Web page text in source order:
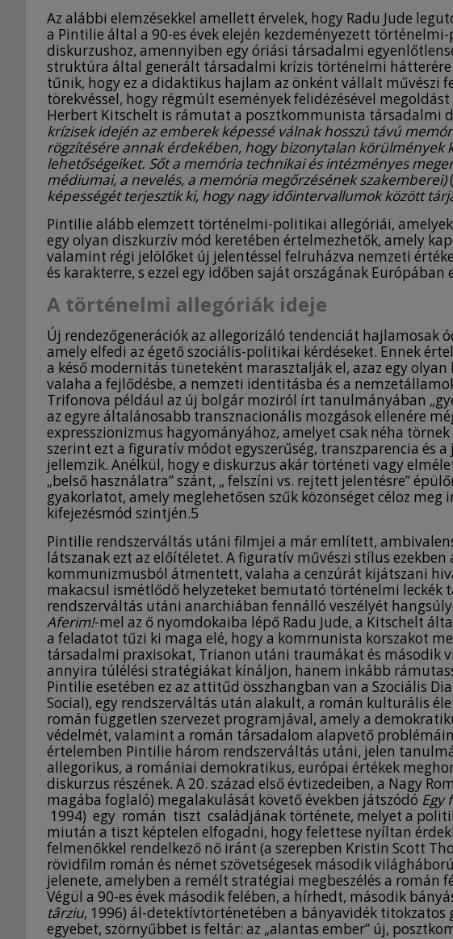
crisis
also
and
of
The
films
Az alábbi elemzésekkel amellett érvelek, hogy Radu Jude
a Pintilie által a 90-es évek elején kezdeményezett
diskurzushoz, amennyiben egy óriási társadalmi
struktúra által generált társadalmi krízis történelmi hátterére
tűnik, hogy ez a didaktikus hajlam az önként vállalt művészi
törekvéssel, hogy régmúlt események felidézésével
Herbert Kitschelt is rámutat a posztkommunista társadalmi
krízisek idején az emberek képessé válnak hosszú távú
rögzítésére annak érdekében, hogy bizonytalan körülmények
lehetőségeiket. Sőt a memória technikai és intézményes
médiumai, a nevelés, a memória megőrzésének szakemberei)
képességét terjesztik ki, hogy nagy időintervallumok között
Pintilie alább elemzett történelmi-politikai allegóriái,
egy olyan diszkurzív mód keretében értelmezhetők, amely
valamint régi jelölőket új jelentéssel felruházva nemzeti
és karakterre, s ezzel egy időben saját országának
A történelmi allegóriák ideje
Új rendezőgenerációk az allegorizáló tendenciát
amely elfedi az égető szociális-politikai kérdéseket. Ennek
a késő modernitás tüneteként marasztalják el, azaz egy
valaha a fejlődésbe, a nemzeti identitásba és a
Trifonova például az új bolgár moziról írt tanulmányában
az egyre általánosabb transznacionális mozgások ellenére
expresszionizmus hagyományához, amelyet csak néha
szerint ezt a figuratív módot egyszerűség, transzparencia és
jellemzik. Anélkül, hogy e diskurzus akár történeti vagy
„belső használatra” szánt, „ felszíni vs. rejtett jelentésre”
gyakorlatot, amely meglehetősen szűk közönséget céloz
kifejezésmód szintjén.5
Pintilie rendszerváltás utáni filmjei a már említett,
látszanak ezt az előítéletet. A figuratív művészi stílus
kommunizmusból átmentett, valaha a cenzúrát kijátszani
makacsul ismétlődő helyzeteket bemutató történelmi leckék
rendszerváltás utáni anarchiában fennálló veszélyét
Aferim!-mel az ő nyomdokaiba lépő Radu Jude, a Kitschelt
a feladatot tűzi ki maga elé, hogy a kommunista korszakot
társadalmi praxisokat, Trianon utáni traumákat és második
annyira túlélési stratégiákat kínáljon, hanem inkább
Pintilie esetében ez az attitűd összhangban van a Szociális
Social), egy rendszerváltás után alakult, a román kulturális
román független szervezet programjával, amely a
védelmét, valamint a román társadalom alapvető
értelemben Pintilie három rendszerváltás utáni, jelen
allegorikus, a romániai demokratikus, európai értékek
diskurzus részének. A 20. század első évtizedeiben, a Nagy
magába foglaló) megalakulását követő években játszódó Egy
1994) egy román tiszt családjának története, melyet a
miután a tiszt képtelen elfogadni, hogy felettese nyíltan
felmenőkkel rendelkező nő iránt (a szerepben Kristin Scott
rövidfilm román és német szövetségesek második
jelenete, amelyben a remélt stratégiai megbeszélés a román
Végül a 90-es évek második felében, a hírhedt, második
târziu, 1996) ál-detektívtörténetében a bányavidék
egyebet, szörnyűbbet is feltár: az „alantas ember” új,